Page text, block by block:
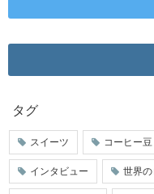
タグ
スイーツ コーヒー豆
インタビュー 世界の